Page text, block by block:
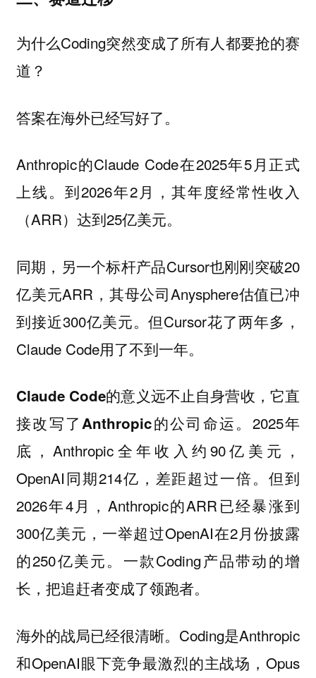
为什么Coding突然变成了所有人都要抢的赛
道？
答案在海外已经写好了。
Anthropic的Claude Code在2025年5月正式
上线。到2026年2月，其年度经常性收入
（ARR）达到25亿美元。
同期，另一个标杆产品Cursor也刚刚突破20
亿美元ARR，其母公司Anysphere估值已冲
到接近300亿美元。但Cursor花了两年多，
Claude Code用了不到一年。
Claude Code的意义远不止自身营收，它直
接改写了Anthropic的公司命运。 2025年
底，Anthropic全年收入约90亿美元，
OpenAI同期214亿，差距超过一倍。但到
2026年4月，Anthropic的ARR已经暴涨到
300亿美元，一举超过OpenAI在2月份披露
的250亿美元。一款Coding产品带动的增
长，把追赶者变成了领跑者。
海外的战局已经很清晰。Coding是Anthropic
和OpenAI眼下竞争最激烈的主战场，Opus